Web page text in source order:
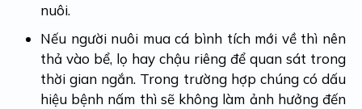
nuôi.
Nếu người nuôi mua cá bình tích mới về thì nên
thả vào bể, lọ hay chậu riêng để quan sát trong
thời gian ngắn. Trong trường hợp chúng có dấu
hiệu bệnh nấm thì sẽ không làm ảnh hưởng đến